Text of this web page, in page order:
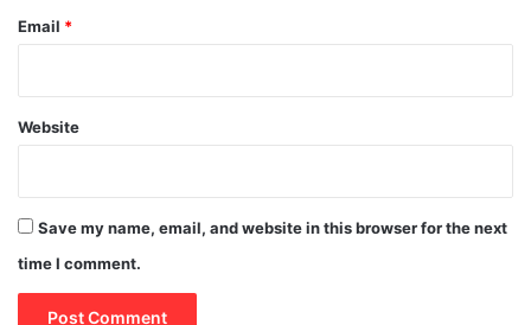
Email *
Website
Save my name, email, and website in this browser for the next
time I comment.